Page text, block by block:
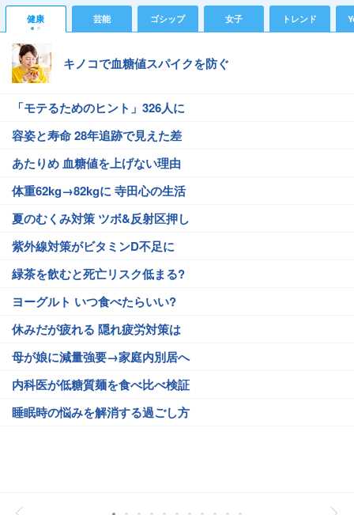
健康 芸能 ゴシップ 女子 トレンド
キノコで血糖値スパイクを防ぐ
「モテるためのヒント」326人に
容姿と寿命 28年追跡で見えた差
あたりめ 血糖値を上げない理由
体重62kg→82kgに 寺田心の生活
夏のむくみ対策 ツボ&反射区押し
紫外線対策がビタミンD不足に
緑茶を飲むと死亡リスク低まる?
ヨーグルト いつ食べたらいい?
休みだが疲れる 隠れ疲労対策は
母が娘に減量強要→家庭内別居へ
内科医が低糖質麺を食べ比べ検証
睡眠時の悩みを解消する過ごし方